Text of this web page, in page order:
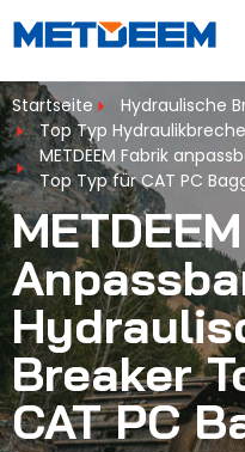
Startseite
Hydraulische
Top Typ
METDEEM Fabrik
Top Typ für CAT PC
Breaker
CAT PC